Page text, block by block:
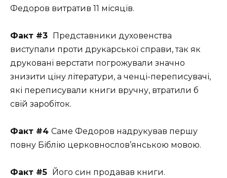
Федоров витратив 11 місяців.
Факт #3 Представники духовенства
виступали проти друкарської справи, так як
друковані верстати погрожували значно
знизити ціну літератури, а ченці-переписувачі,
які переписували книги вручну, втратили б
свій заробіток.
Факт #4 Саме Федоров надрукував першу
повну Біблію церковнослов’янською мовою.
Факт #5 Його син продавав книги.